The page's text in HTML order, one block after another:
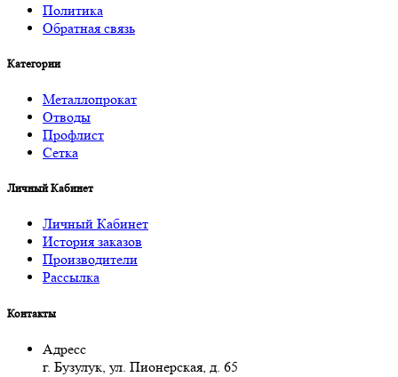
Политика
Обратная связь
Категории
Металлопрокат
Отводы
Профлист
Сетка
Личный Кабинет
Личный Кабинет
История заказов
Производители
Рассылка
Контакты
Адресс
г. Бузулук, ул. Пионерская, д. 65